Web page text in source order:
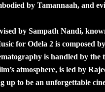
by Tamannaah, and
by Sampath Nandi,
for Odela 2 is composed
is handled by
atmosphere, is led by
up to be an unforgettable